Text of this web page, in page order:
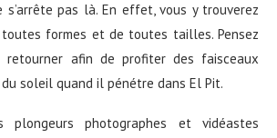
pas là. En effet, vous y trouverez
formes et de toutes tailles. Pensez
retourner afin de profiter des faisceaux
soleil quand il pénétre dans El Pit.
plongeurs photographes et vidéastes